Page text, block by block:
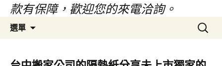
款有保障，歡迎您的來電洽詢。
選單
容
搜
尋
鍵